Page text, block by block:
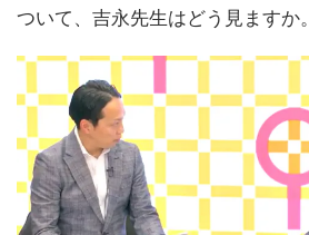
ついて、吉永先生はどう見ますか。